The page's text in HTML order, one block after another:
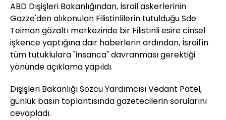
ABD Dışişleri Bakanlığından, İsrail askerlerinin
Gazze'den alıkonulan Filistinlilerin tutulduğu Sde
Teiman gözaltı merkezinde bir Filistinli esire cinsel
işkence yaptığına dair haberlerin ardından, İsrail'in
tüm tutuklulara "insanca" davranması gerektiği
yönünde açıklama yapıldı.
Dışişleri Bakanlığı Sözcü Yardımcısı Vedant Patel,
günlük basın toplantısında gazetecilerin sorularını
cevapladı.